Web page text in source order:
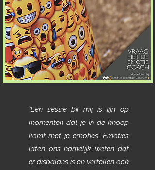
"Een sessie bij mij is fijn op
momenten dat je in de knoop
komt met je emoties. Emoties
laten ons namelijk weten dat
er disbalans is en vertellen ook